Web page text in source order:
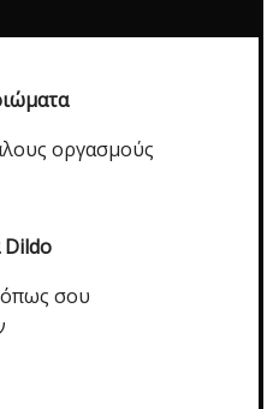
οργασμούς
Dildo
σου